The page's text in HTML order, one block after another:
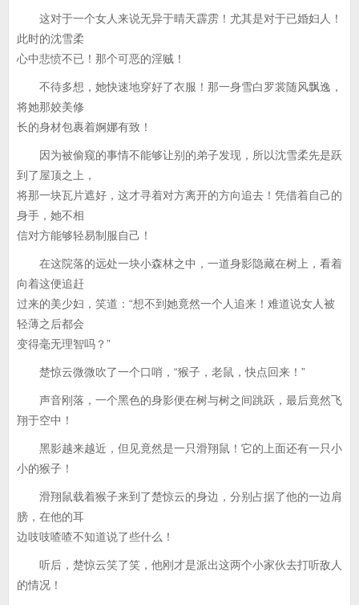
这对于一个女人来说无异于晴天霹雳！尤其是对于已婚妇人！
此时的沈雪柔
心中悲愤不已！那个可恶的淫贼！
不待多想，她快速地穿好了衣服！那一身雪白罗裳随风飘逸，
将她那姣美修
长的身材包裹着婀娜有致！
因为被偷窥的事情不能够让别的弟子发现，所以沈雪柔先是跃
到了屋顶之上，
将那一块瓦片遮好，这才寻着对方离开的方向追去！凭借着自己的
身手，她不相
信对方能够轻易制服自己！
在这院落的远处一块小森林之中，一道身影隐藏在树上，看着
向着这便追赶
过来的美少妇，笑道：“想不到她竟然一个人追来！难道说女人被
轻薄之后都会
变得毫无理智吗？”
楚惊云微微吹了一个口哨，“猴子，老鼠，快点回来！”
声音刚落，一个黑色的身影便在树与树之间跳跃，最后竟然飞
翔于空中！
黑影越来越近，但见竟然是一只滑翔鼠！它的上面还有一只小
小的猴子！
滑翔鼠载着猴子来到了楚惊云的身边，分别占据了他的一边肩
膀，在他的耳
边吱吱喳喳不知道说了些什么！
听后，楚惊云笑了笑，他刚才是派出这两个小家伙去打听敌人
的情况！